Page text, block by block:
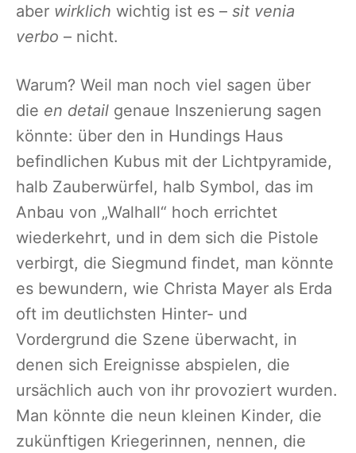
aber wirklich wichtig ist es – sit venia
verbo – nicht.
Warum? Weil man noch viel sagen über
die en detail genaue Inszenierung sagen
könnte: über den in Hundings Haus
befindlichen Kubus mit der Lichtpyramide,
halb Zauberwürfel, halb Symbol, das im
Anbau von „Walhall“ hoch errichtet
wiederkehrt, und in dem sich die Pistole
verbirgt, die Siegmund findet, man könnte
es bewundern, wie Christa Mayer als Erda
oft im deutlichsten Hinter- und
Vordergrund die Szene überwacht, in
denen sich Ereignisse abspielen, die
ursächlich auch von ihr provoziert wurden.
Man könnte die neun kleinen Kinder, die
zukünftigen Kriegerinnen, nennen, die